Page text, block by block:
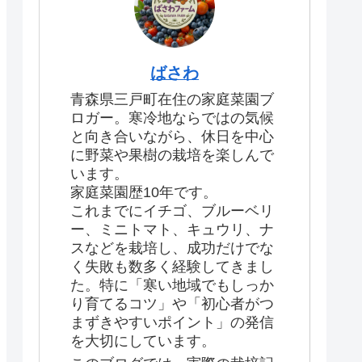
ばさわ
青森県三戸町在住の家庭菜園ブ
ロガー。寒冷地ならではの気候
と向き合いながら、休日を中心
に野菜や果樹の栽培を楽しんで
います。
家庭菜園歴10年です。
これまでにイチゴ、ブルーベリ
ー、ミニトマト、キュウリ、ナ
スなどを栽培し、成功だけでな
く失敗も数多く経験してきまし
た。特に「寒い地域でもしっか
り育てるコツ」や「初心者がつ
まずきやすいポイント」の発信
を大切にしています。